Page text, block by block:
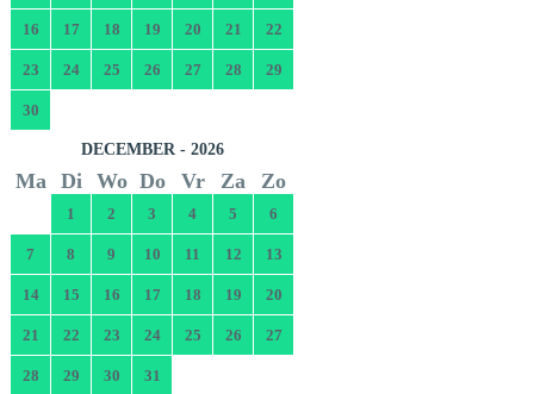
16 17 18 19 20 21 22
23 24 25 26 27 28 29
30
DECEMBER - 2026
Ma Di Wo Do Vr Za Zo
1 2 3 4 5 6
7 8 9 10 11 12 13
14 15 16 17 18 19 20
21 22 23 24 25 26 27
28 29 30 31